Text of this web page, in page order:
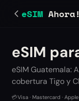
eSIM Ahora!
eSIM
eSIM Guatemala:
cobertura Tigo y
💳Visa · Mastercard · Apple